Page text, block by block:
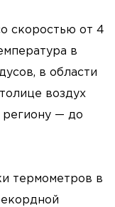
скоростью от 4
в
в области
воздух
региону — до
термометров в